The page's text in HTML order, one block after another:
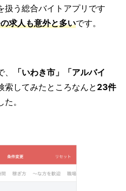
扱う総合バイトアプリです
求人も意外と多いです。
「いわき市」
「アルバイ
索してみたところなんと 23件
。